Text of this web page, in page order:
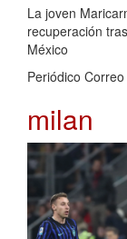
La joven
recuperación
México
Periódico Correo
milan